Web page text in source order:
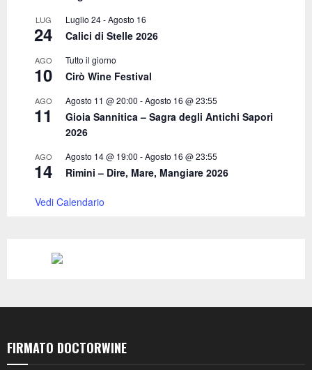
LUG
24
Luglio 24-Agosto 16
Calici di Stelle 2026
AGO
10
Tutto il giorno
Cirò Wine Festival
AGO
11
Agosto 11 @ 20:00 -Agosto 16 @ 23:55
Gioia Sannitica – Sagra degli Antichi Sapori
2026
AGO
14
Agosto 14 @ 19:00 -Agosto 16 @ 23:55
Rimini – Dire, Mare, Mangiare 2026
Vedi Calendario
FIRMATO DOCTORWINE